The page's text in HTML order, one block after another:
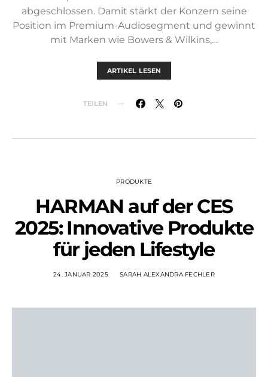
abgeschlossen. Damit stärkt der Konzern seine
Position im Premium-Audiosegment und gewinnt
mit Marken wie Bowers & Wilkins,…
ARTIKEL LESEN
TEILEN
PRODUKTE
HARMAN auf der CES
2025: Innovative Produkte
für jeden Lifestyle
24. JANUAR 2025 SARAH ALEXANDRA FECHLER